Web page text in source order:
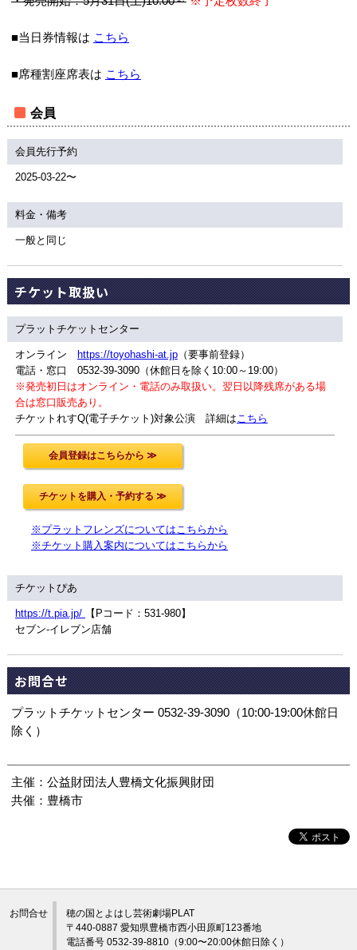
■当日券情報は こちら
■席種割座席表は こちら
会員
会員先行予約
2025-03-22〜
料金・備考
一般と同じ
チケット取扱い
プラットチケットセンター
オンライン https://toyohashi-at.jp（要事前登録）
電話・窓口 0532-39-3090（休館日を除く10:00～19:00）
※発売初日はオンライン・電話のみ取扱い。翌日以降残席がある場
合は窓口販売あり。
チケットれすQ(電子チケット)対象公演 詳細はこちら
※プラットフレンズについてはこちらから
※チケット購入案内についてはこちらから
チケットぴあ
https://t.pia.jp/
【Pコード：531-980】
セブン-イレブン店舗
お問合せ
プラットチケットセンター 0532-39-3090（10:00-19:00休館日
除く）
主催：公益財団法人豊橋文化振興財団
共催：豊橋市
お問合せ
穂の国とよはし芸術劇場PLAT
〒440-0887 愛知県豊橋市西小田原町123番地
電話番号 0532-39-8810（9:00〜20:00休館日除く）